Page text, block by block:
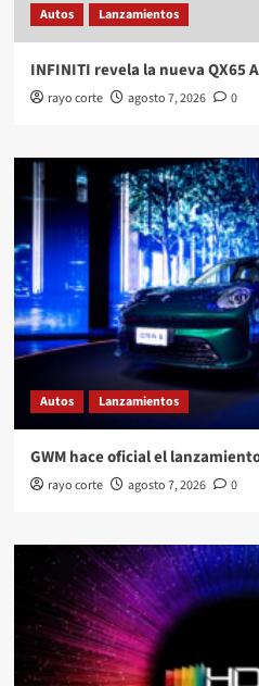
Autos Lanzamientos
INFINITI revela la nueva QX65
rayo corte agosto 7, 2026 0
Autos Lanzamientos
GWM hace oficial el
rayo corte agosto 7, 2026 0